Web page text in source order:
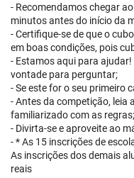
- Recomendamos chegar
minutos antes do início da
- Certifique-se de que o
em boas condições, pois
- Estamos aqui para
vontade para perguntar;
- Se este for o seu primeiro
- Antes da competição, leia
familiarizado com as regras;
- Divirta-se e aproveite ao
- * As 15 inscrições de
As inscrições dos demais
reais